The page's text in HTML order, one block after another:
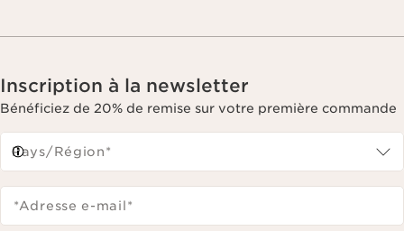
Inscription à la newsletter
Bénéficiez de 20% de remise sur votre première commande
Pays/Région*
*Adresse e-mail*